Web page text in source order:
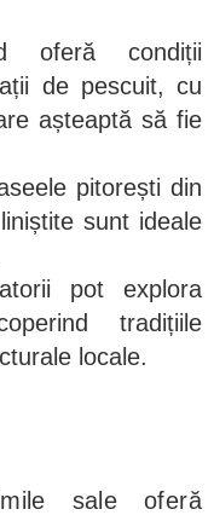
oferă condiții
de pescuit, cu
așteaptă să fie
pitorești din
sunt ideale
pot explora
tradițiile
locale.
sale oferă